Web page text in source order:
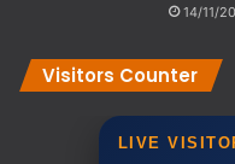
14/11/
Visitors Counter
LIVE